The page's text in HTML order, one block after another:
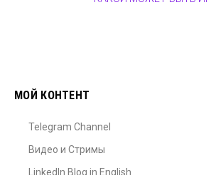
МОЙ КОНТЕНТ
Telegram Channel
Видео и Стримы
LinkedIn Blog in English